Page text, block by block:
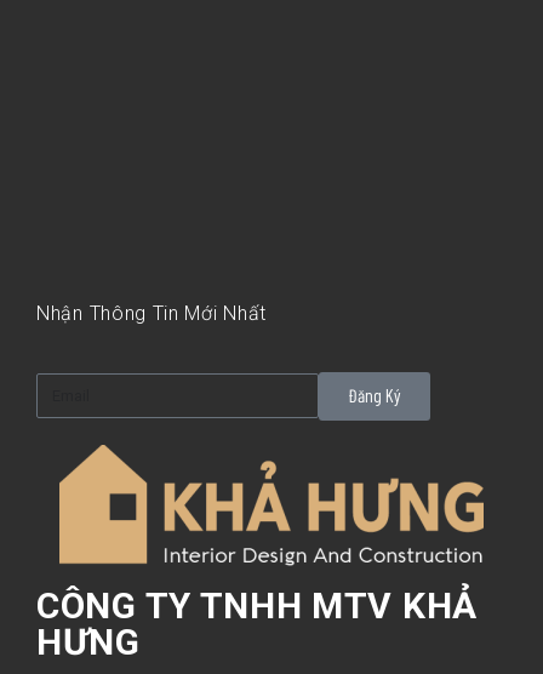
Nhận Thông Tin Mới Nhất
Đăng Ký
CÔNG TY TNHH MTV KHẢ
HƯNG